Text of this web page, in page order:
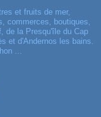
et fruits de mer,
commerces, boutiques,
de la Presqu'île du Cap
et d'Andernos les bains.
...